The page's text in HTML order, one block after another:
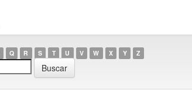
Q R S T U V W X Y Z